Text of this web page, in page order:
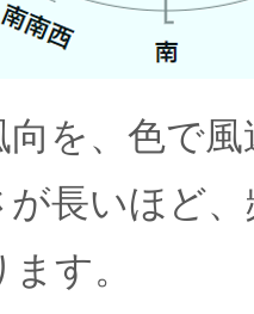
向を、色で
長いほど
す。